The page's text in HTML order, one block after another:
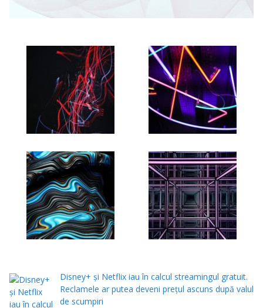
Disney+ și Netflix iau în calcul streamingul gratuit.
Reclamele ar putea deveni prețul ascuns după valul
de scumpiri